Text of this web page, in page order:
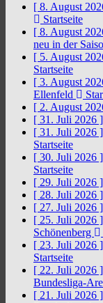
[ 8. August
Startseite
[ 8. August
neu in der
[ 5. August
Startseite
[ 3. August
Ellenfeld
[ 2. August
[ 31. Juli 2026 ]
[ 31. Juli 2026 ]
Startseite
[ 30. Juli 2026 ]
Startseite
[ 29. Juli 2026 ]
[ 28. Juli 2026 ]
[ 27. Juli 2026 ]
[ 25. Juli 2026 ]
Schönenberg
[ 23. Juli 2026 ]
Startseite
[ 22. Juli 2026 ]
Bundesliga-
[ 21. Juli 2026 ]